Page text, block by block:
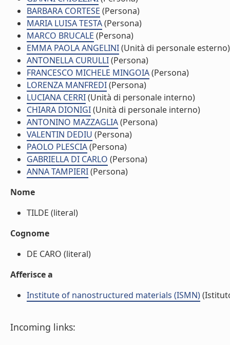
BARBARA CORTESE (Persona)
MARIA LUISA TESTA(Persona)
MARCO BRUCALE (Persona)
EMMA PAOLA ANGELINI(Unità di personale esterno)
ANTONELLA CURULLI(Persona)
FRANCESCO MICHELE MINGOIA(Persona)
LORENZA MANFREDI(Persona)
LUCIANA CERRI(Unità di personale interno)
CHIARA DIONIGI(Unità di personale interno)
ANTONINO MAZZAGLIA(Persona)
VALENTIN DEDIU (Persona)
PAOLO PLESCIA(Persona)
GABRIELLA DI CARLO (Persona)
ANNA TAMPIERI(Persona)
Nome
TILDE (literal)
Cognome
DE CARO (literal)
Afferisce a
Institute of nanostructured materials (ISMN)
Incoming links: